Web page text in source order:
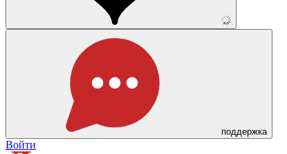
поддержка
Войти